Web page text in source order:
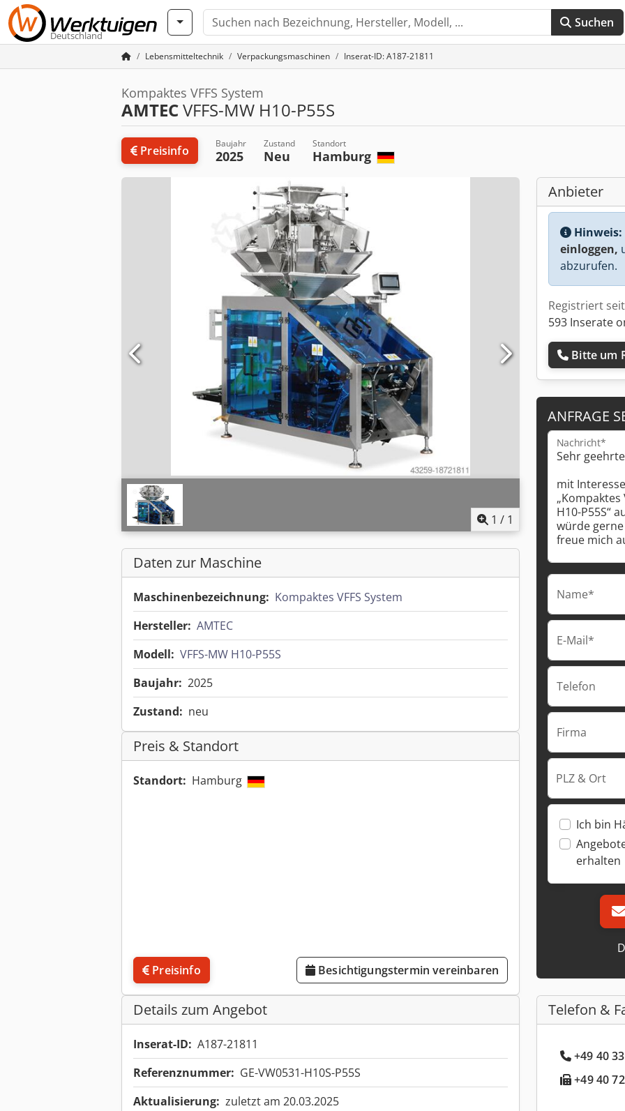
Deutschland
Suchen
Lebensmitteltechnik Verpackungsmaschinen Inserat-ID: A187-21811
Kompaktes VFFS System
AMTECVFFS-MW H10-P55S
Preisinfo Baujahr
2025
Zustand
Neu
Standort
Hamburg
1 / 1
Daten zur Maschine
Maschinenbezeichnung: Kompaktes VFFS System
Hersteller: AMTEC
Modell: VFFS-MW H10-P55S
Baujahr: 2025
Zustand: neu
Preis & Standort
Standort: Hamburg
Preisinfo Besichtigungstermin vereinbaren
Details zum Angebot
Inserat-ID: A187-21811
Referenznummer: GE-VW0531-H10S-P55S
Aktualisierung: zuletzt am 20.03.2025
Anbieter
Hinweis:
einloggen,
abzurufen.
Registriert
593 Inserate
Bitte um
ANFRAGE
Nachricht*
Name*
E-Mail*
Telefon
Firma
PLZ & Ort
Ich bin
erhalten
Telefon &
+49 40
+49 40